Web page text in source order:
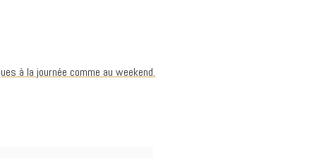
à la journée comme au weekend.